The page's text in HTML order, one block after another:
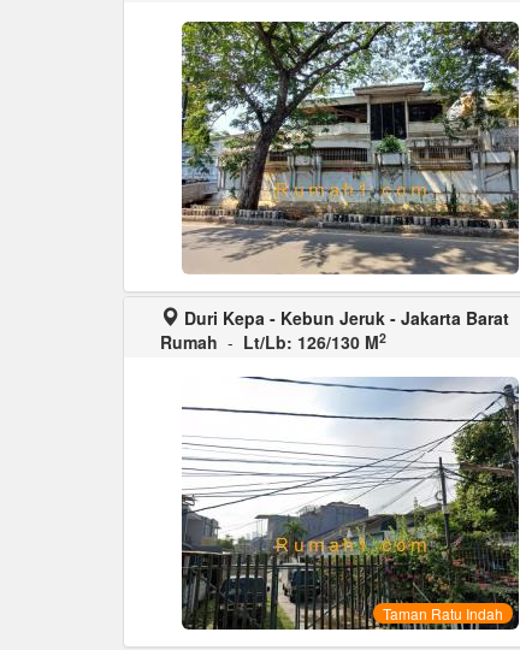
Duri Kepa - Kebun Jeruk - Jakarta Barat
Rumah - Lt/Lb: 126/130 M2
Taman Ratu Indah